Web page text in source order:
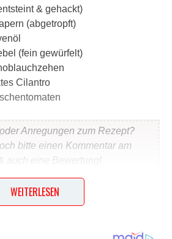
& gehackt)
(abgetropft)
(fein gewürfelt)
Cilantro
Anregungen zum Rezept?
bitte einen Kommentar am
auch eine Bewertung!
es gemacht…
einem Löffel die Kerne entfernen
WEITERLESEN